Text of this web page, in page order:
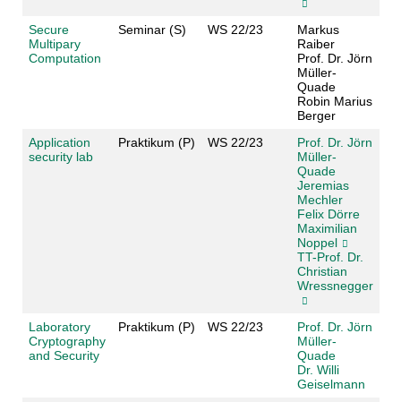
Secure
Multipary
Computation
Seminar (S) WS 22/23
Markus
Raiber
Prof. Dr. Jörn
Müller-
Quade
Robin Marius
Berger
Application
security lab
Praktikum (P) WS 22/23
Prof. Dr. Jörn
Müller-
Quade
Jeremias
Mechler
Felix Dörre
Maximilian
Noppel
TT-Prof. Dr.
Christian
Wressnegger
Laboratory
Cryptography
and Security
Praktikum (P) WS 22/23
Prof. Dr. Jörn
Müller-
Quade
Dr. Willi
Geiselmann